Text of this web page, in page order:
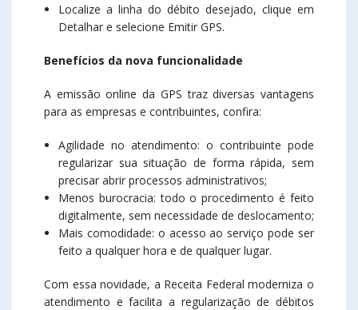
Localize a linha do débito desejado, clique em
Detalhar e selecione Emitir GPS.
Benefícios da nova funcionalidade
A emissão online da GPS traz diversas vantagens
para as empresas e contribuintes, confira:
Agilidade no atendimento: o contribuinte pode
regularizar sua situação de forma rápida, sem
precisar abrir processos administrativos;
Menos burocracia: todo o procedimento é feito
digitalmente, sem necessidade de deslocamento;
Mais comodidade: o acesso ao serviço pode ser
feito a qualquer hora e de qualquer lugar.
Com essa novidade, a Receita Federal moderniza o
atendimento e facilita a regularização de débitos